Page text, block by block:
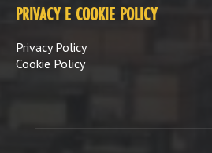
PRIVACY E COOKIE POLICY
Privacy Policy
Cookie Policy